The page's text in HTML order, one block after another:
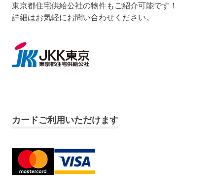
東京都住宅供給公社の物件もご紹介可能です！
詳細はお気軽にお問い合わせください。
カードご利用いただけます